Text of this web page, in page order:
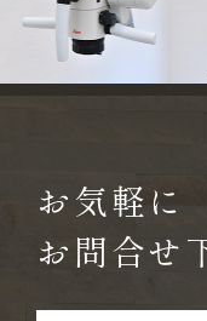
お気軽に
お問合せ